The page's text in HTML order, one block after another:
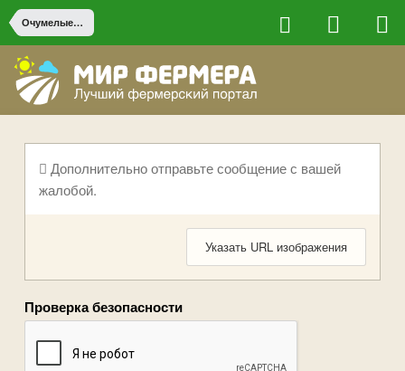
Очумелые ручки
Дополнительно отправьте сообщение с вашей
жалобой.
Указать URL изображения
Проверка безопасности